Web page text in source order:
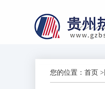
您的位置： 首页 >